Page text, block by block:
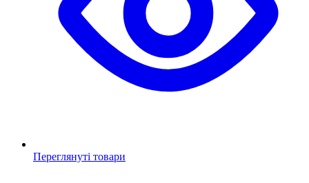
Переглянуті товари